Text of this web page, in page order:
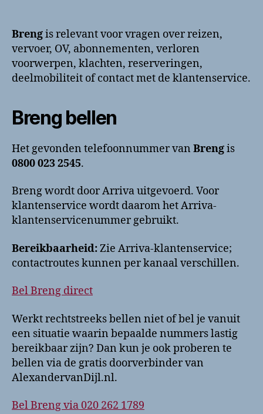
Klantenservice
en
contactinformatie
Brengis relevant voor vragen over reizen,
vervoer, OV, abonnementen, verloren
voorwerpen, klachten, reserveringen,
deelmobiliteit of contact met de klantenservice.
Breng bellen
Het gevonden telefoonnummer van Brengis
0800 023 2545.
Breng wordt door Arriva uitgevoerd. Voor
klantenservice wordt daarom het Arriva-
klantenservicenummer gebruikt.
Bereikbaarheid:Zie Arriva-klantenservice;
contactroutes kunnen per kanaal verschillen.
Bel Breng direct
Werkt rechtstreeks bellen niet of bel je vanuit
een situatie waarin bepaalde nummers lastig
bereikbaar zijn? Dan kun je ook proberen te
bellen via de gratis doorverbinder van
AlexandervanDijl.nl.
Bel Breng via 020 262 1789